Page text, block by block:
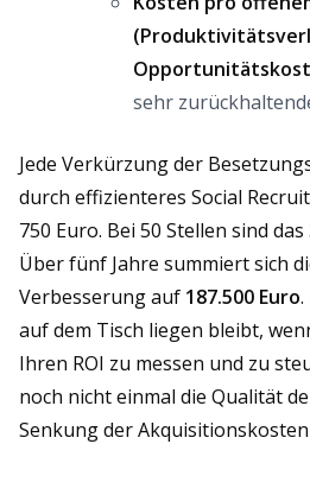
sehr
Jede Verkürzung der
durch effizienteres Social
750 Euro. Bei 50 Stellen sind
Über fünf Jahre summiert sich
Verbesserung auf 187.500 Euro.
auf dem Tisch liegen bleibt,
Ihren ROI zu messen und zu
noch nicht einmal die Qualität
Senkung der